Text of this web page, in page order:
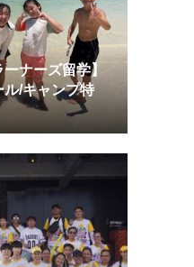
ナーズ留学】
/キャンプ特